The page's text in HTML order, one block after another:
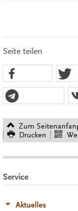
Seite teilen
Zum
Drucken
Service
Aktuelles